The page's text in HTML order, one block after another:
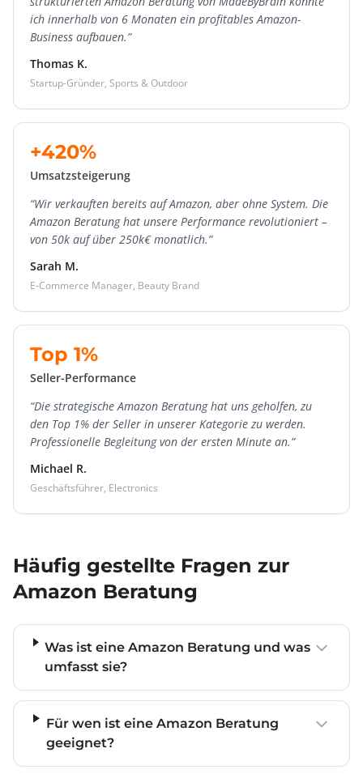
ich innerhalb von 6 Monaten ein profitables Amazon-
Business aufbauen.”
Thomas K.
Startup-Gründer, Sports & Outdoor
+420%
Umsatzsteigerung
“Wir verkauften bereits auf Amazon, aber ohne System. Die
Amazon Beratung hat unsere Performance revolutioniert –
von 50k auf über 250k€ monatlich.”
Sarah M.
E-Commerce Manager, Beauty Brand
Top 1%
Seller-Performance
“Die strategische Amazon Beratung hat uns geholfen, zu
den Top 1% der Seller in unserer Kategorie zu werden.
Professionelle Begleitung von der ersten Minute an.”
Michael R.
Geschäftsführer, Electronics
Häufig gestellte Fragen zur
Amazon Beratung
Was ist eine Amazon Beratung und was
umfasst sie?
Für wen ist eine Amazon Beratung
geeignet?